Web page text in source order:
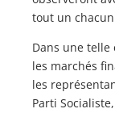
tout un
Dans une telle
les marchés
les
Parti